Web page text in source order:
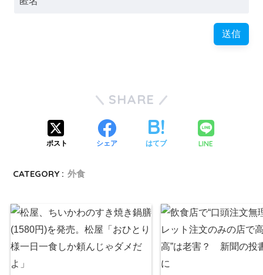
SHARE
ポスト シェア はてブ LINE
CATEGORY : 外食